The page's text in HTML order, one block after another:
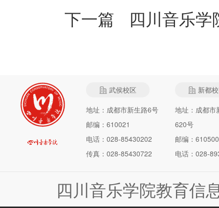
下一篇 四川音乐
武侯校区
地址：成都市新生路6号
邮编：610021
电话：028-85430202
传真：028-85430722
新都
地址：成都市
620号
邮编：610500
电话：028-
四川音乐学院教育